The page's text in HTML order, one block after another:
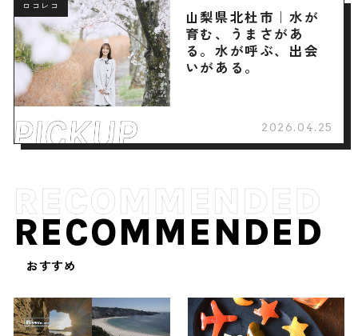
ロコレコ
山梨県北杜市｜水が
育む、うまさがあ
る。水が呼ぶ、出会
いがある。
2026.04.25
RECOMMENDED
おすすめ